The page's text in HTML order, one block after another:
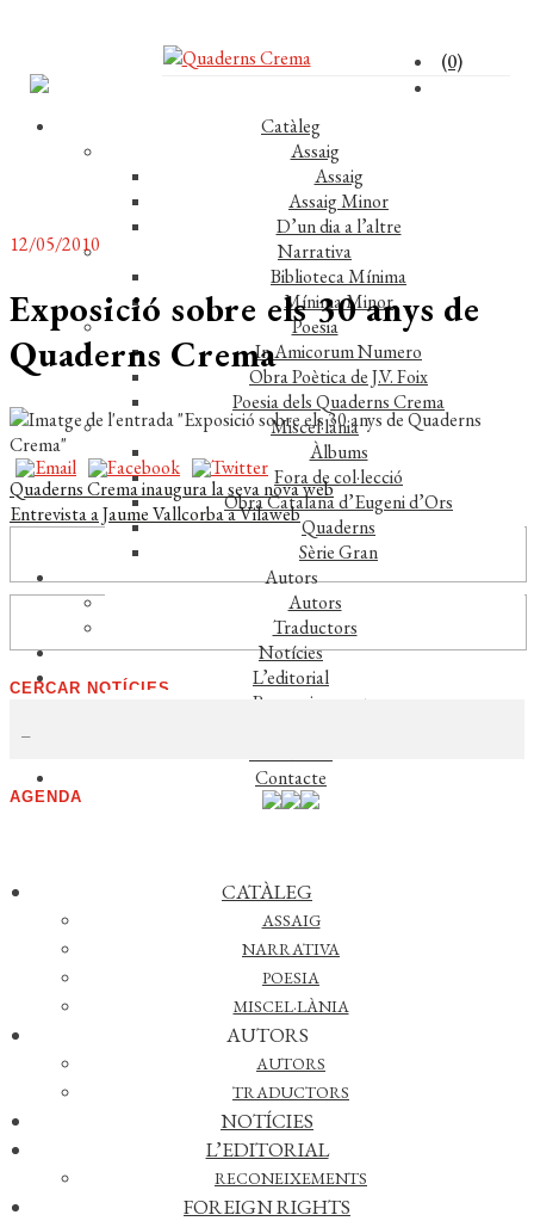
(0)
Catàleg
Assaig
Assaig
Assaig Minor
D’un dia a l’altre
Narrativa
Biblioteca Mínima
Mínima Minor
Poesia
In Amicorum Numero
Obra Poètica de J.V. Foix
Poesia dels Quaderns Crema
Miscel·lània
Àlbums
Fora de col·lecció
Obra Catalana d’Eugeni d’Ors
Quaderns
Sèrie Gran
Autors
Autors
Traductors
Notícies
L’editorial
Reconeixements
Contacte
CATÀLEG
ASSAIG
NARRATIVA
POESIA
MISCEL·LÀNIA
AUTORS
AUTORS
TRADUCTORS
NOTÍCIES
L’EDITORIAL
RECONEIXEMENTS
FOREIGN RIGHTS
12/05/2010
Exposició sobre els 30 anys de
Quaderns Crema
Navegació
d'entrades
Entrada
anterior:
Quaderns Crema inaugura la seva nova web
Pròxima
Entrevista a Jaume Vallcorba a Vilaweb
Actualitat
Vídeos
CERCAR NOTÍCIES
AGENDA
Veure esdeveniments anteriors >>
INSTAGRAM